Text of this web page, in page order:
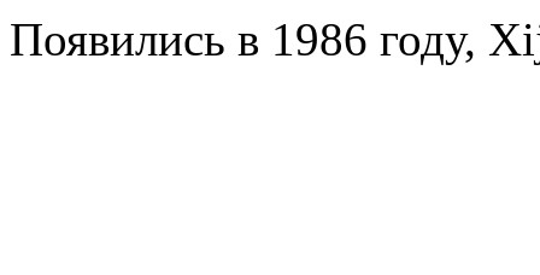
Появились в 1986 году,